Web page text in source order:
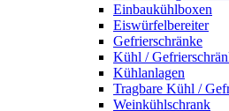
Einbaukühlboxen
Eiswürfelbereiter
Gefrierschränke
Kühl /
Kühlanlagen
Tragbare Kühl /
Weinkühlschrank